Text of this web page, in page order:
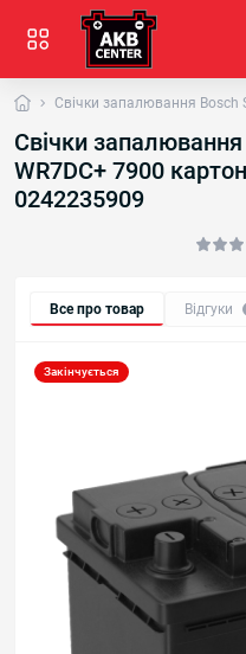
Свічки запалювання Bosch
Свічки
WR7DC+ 7900
0242235909
Все про товар Відгуки
Закінчується